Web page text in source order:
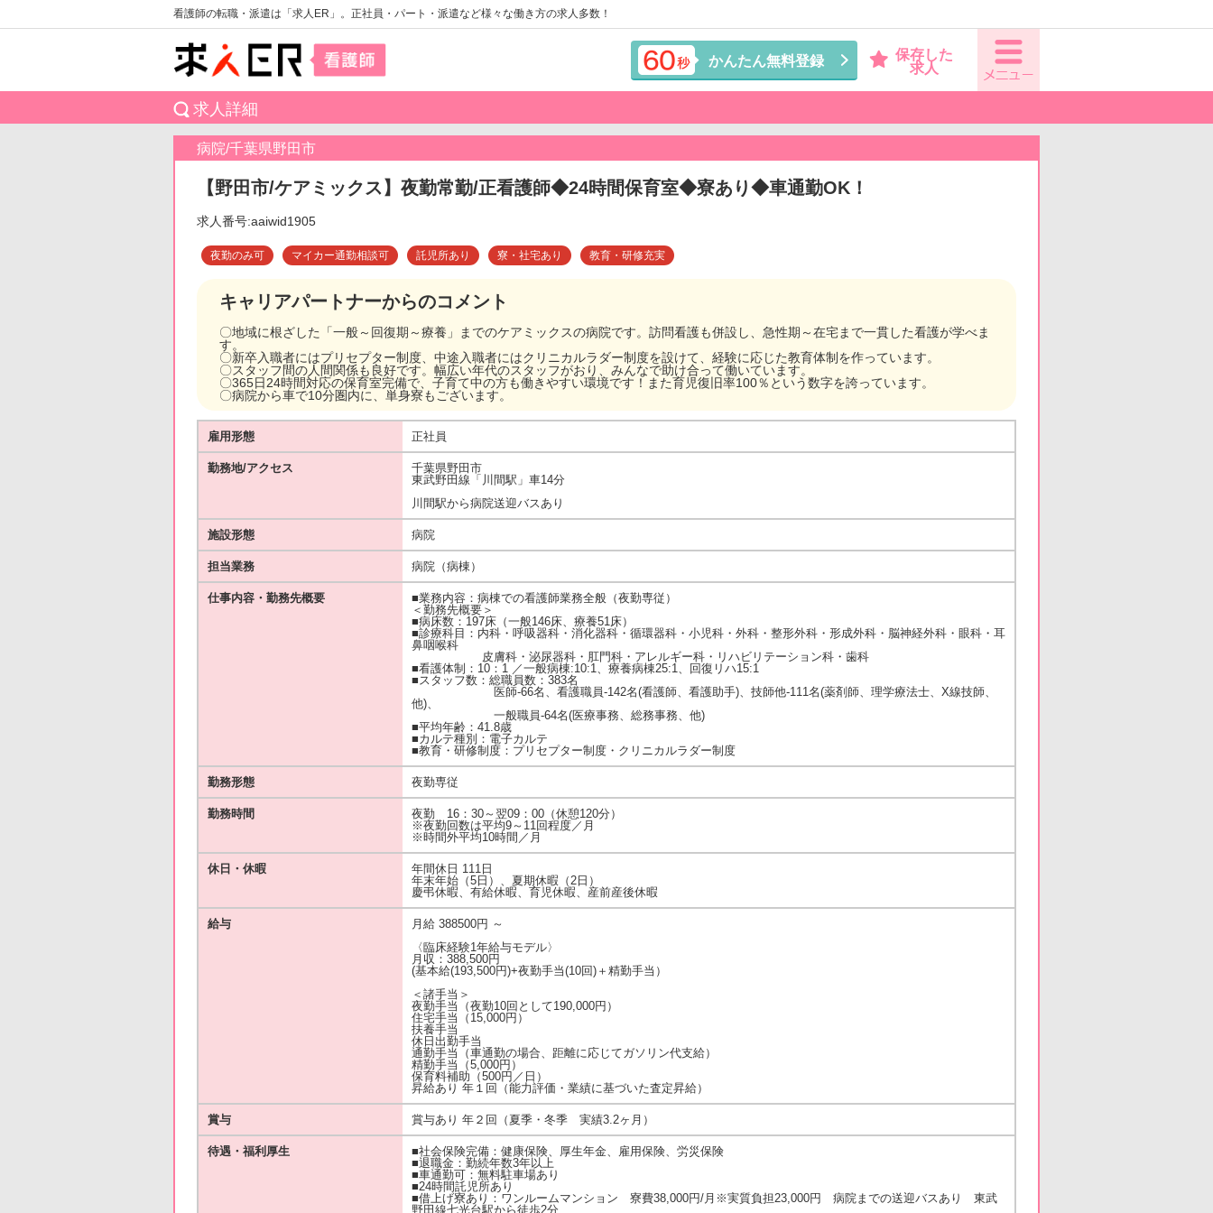
看護師の転職・派遣は「求人ER」。正社員・パート・派遣など様々な働き方の求人多数！
かんたん無料登録
保存した
求人
求人詳細
病院/千葉県野田市
【野田市/ケアミックス】夜勤常勤/正看護師◆24時間保育室◆寮あり◆車通勤OK！
求人番号:aaiwid1905
夜勤のみ可 マイカー通勤相談可 託児所あり 寮・社宅あり 教育・研修充実
キャリアパートナーからのコメント
〇地域に根ざした「一般～回復期～療養」までのケアミックスの病院です。訪問看護も併設し、急性期～在宅まで一貫した看護が学べま
す。
〇新卒入職者にはプリセプター制度、中途入職者にはクリニカルラダー制度を設けて、経験に応じた教育体制を作っています。
〇スタッフ間の人間関係も良好です。幅広い年代のスタッフがおり、みんなで助け合って働いています。
〇365日24時間対応の保育室完備で、子育て中の方も働きやすい環境です！また育児復旧率100％という数字を誇っています。
〇病院から車で10分圏内に、単身寮もございます。
雇用形態 正社員
勤務地/アクセス
千葉県野田市
東武野田線「川間駅」車14分
川間駅から病院送迎バスあり
施設形態 病院
担当業務 病院（病棟）
仕事内容・勤務先概要
■業務内容：病棟での看護師業務全般（夜勤専従）
＜勤務先概要＞
■病床数：197床（一般146床、療養51床）
■診療科目：内科・呼吸器科・消化器科・循環器科・小児科・外科・整形外科・形成外科・脳神経外科・眼科・耳
鼻咽喉科
皮膚科・泌尿器科・肛門科・アレルギー科・リハビリテーション科・歯科
■看護体制：10：1 ／一般病棟:10:1、療養病棟25:1、回復リハ15:1
■スタッフ数：総職員数：383名
医師-66名、看護職員-142名(看護師、看護助手)、技師他-111名(薬剤師、理学療法士、X線技師、
他)、
一般職員-64名(医療事務、総務事務、他)
■平均年齢：41.8歳
■カルテ種別：電子カルテ
■教育・研修制度：プリセプター制度・クリニカルラダー制度
勤務形態 夜勤専従
勤務時間
夜勤 16：30～翌09：00（休憩120分）
※夜勤回数は平均9～11回程度／月
※時間外平均10時間／月
休日・休暇
年間休日 111日
年末年始（5日）、夏期休暇（2日）
慶弔休暇、有給休暇、育児休暇、産前産後休暇
給与
月給 388500円 ～
〈臨床経験1年給与モデル〉
月収：388,500円
(基本給(193,500円)+夜勤手当(10回)＋精勤手当）
＜諸手当＞
夜勤手当（夜勤10回として190,000円）
住宅手当（15,000円）
扶養手当
休日出勤手当
通勤手当（車通勤の場合、距離に応じてガソリン代支給）
精勤手当（5,000円）
保育料補助（500円／日）
昇給あり 年１回（能力評価・業績に基づいた査定昇給）
賞与 賞与あり 年２回（夏季・冬季 実績3.2ヶ月）
待遇・福利厚生
■社会保険完備：健康保険、厚生年金、雇用保険、労災保険
■退職金：勤続年数3年以上
■車通勤可：無料駐車場あり
■24時間託児所あり
■借上げ寮あり：ワンルームマンション 寮費38,000円/月※実質負担23,000円 病院までの送迎バスあり 東武
野田線七光台駅から徒歩2分